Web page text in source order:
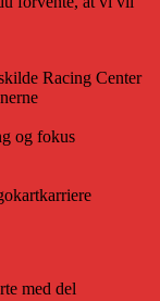
Racing Center
og fokus
med del